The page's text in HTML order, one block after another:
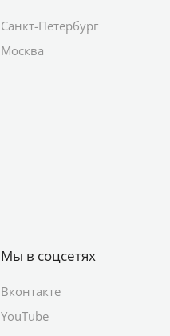
Санкт-Петербург
Москва
Мы в соцсетях
Вконтакте
YouTube